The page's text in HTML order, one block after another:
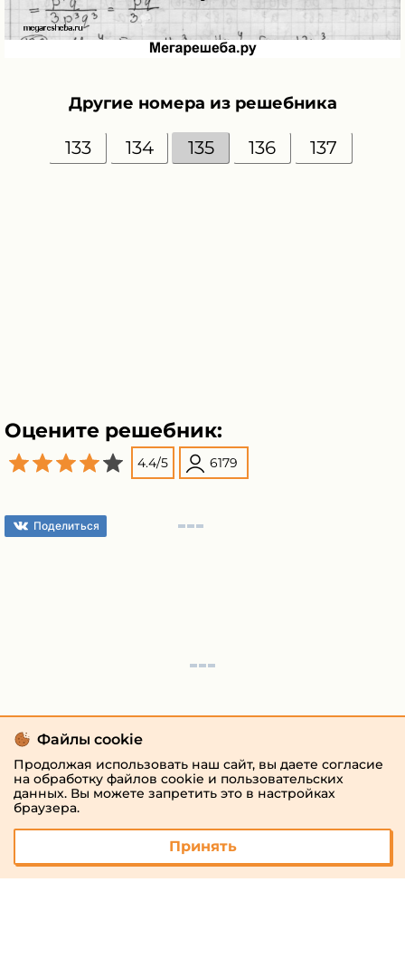
Другие номера из решебника
133 134 135 136 137
Оцените решебник:
4.4/5 6179
Поделиться
Файлы cookie
Продолжая использовать наш сайт, вы даете согласие
на обработку файлов cookie и пользовательских
данных. Вы можете запретить это в настройках
браузера.
Принять